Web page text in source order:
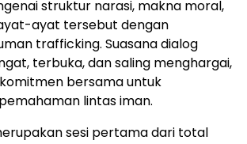
struktur narasi, makna moral,
ayat tersebut dengan
trafficking. Suasana dialog
terbuka, dan saling menghargai,
bersama untuk
lintas iman.
sesi pertama dari total